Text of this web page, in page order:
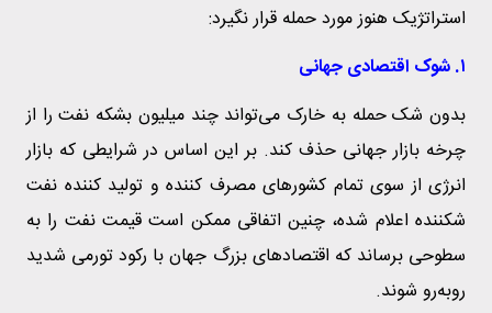
استراتژیک هنوز مورد حمله قرار نگیرد:
۱. شوک اقتصادی جهانی
بدون شک حمله به خارک می‌تواند چند میلیون بشکه نفت را از
چرخه بازار جهانی حذف کند. بر این اساس در شرایطی که بازار
انرژی از سوی تمام کشورهای مصرف کننده و تولید کننده نفت
شکننده اعلام شده، چنین اتفاقی ممکن است قیمت نفت را به
سطوحی برساند که اقتصادهای بزرگ جهان با رکود تورمی شدید
روبه‌رو شوند.